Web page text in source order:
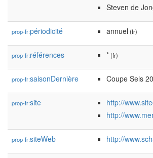
Steven de
prop-fr:périodicité annuel (fr)
prop-fr:références *(fr)
prop-fr:saisonDernière Coupe Sels
prop-fr:site
http://
http://
prop-fr:siteWeb http://